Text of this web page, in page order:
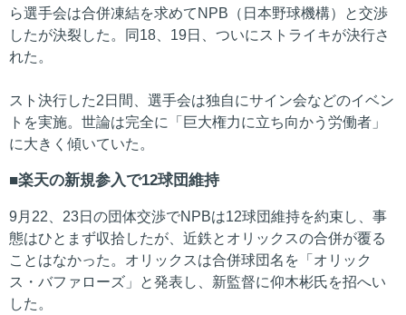
ら選手会は合併凍結を求めてNPB（日本野球機構）と交渉
したが決裂した。同18、19日、ついにストライキが決行さ
れた。
スト決行した2日間、選手会は独自にサイン会などのイベン
トを実施。世論は完全に「巨大権力に立ち向かう労働者」
に大きく傾いていた。
楽天の新規参入で12球団維持
9月22、23日の団体交渉でNPBは12球団維持を約束し、事
態はひとまず収拾したが、近鉄とオリックスの合併が覆る
ことはなかった。オリックスは合併球団名を「オリック
ス・バファローズ」と発表し、新監督に仰木彬氏を招へい
した。